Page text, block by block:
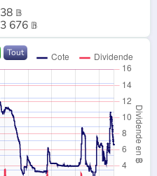
38 𝔹
3 676 𝔹
Tout